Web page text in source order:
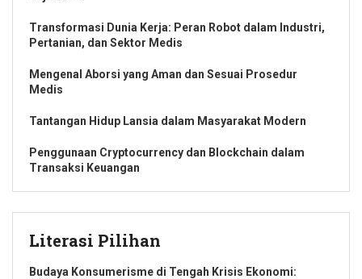
Transformasi Dunia Kerja: Peran Robot dalam Industri,
Pertanian, dan Sektor Medis
Mengenal Aborsi yang Aman dan Sesuai Prosedur
Medis
Tantangan Hidup Lansia dalam Masyarakat Modern
Penggunaan Cryptocurrency dan Blockchain dalam
Transaksi Keuangan
Literasi Pilihan
Budaya Konsumerisme di Tengah Krisis Ekonomi: